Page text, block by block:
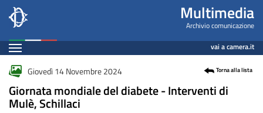
Salta
contenuto
principale
Fotogallery Multimedia
Archivio comunicazione
Espandi vai a camera.it
Contenuto
Giovedì 14 Novembre 2024 Torna alla lista
Giornata mondiale del diabete - Interventi di
Mulè, Schillaci